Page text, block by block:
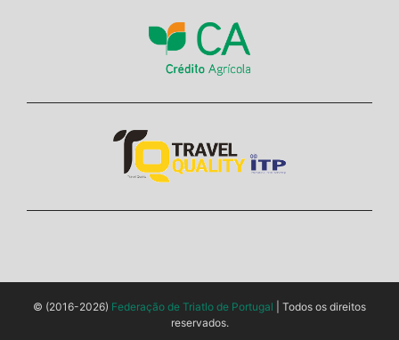
© (2016-2026) Federação de Triatlo de Portugal | Todos os direitos
reservados.